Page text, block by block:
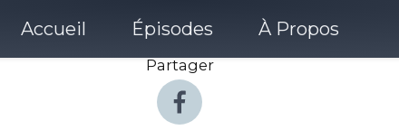
Accueil Épisodes À Propos
Partager